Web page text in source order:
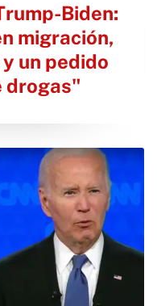
Biden:
migración,
un pedido
drogas"